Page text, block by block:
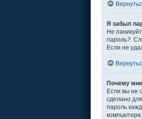
Я забыл
Не
пароль?.
Если не
Почему
Если вы не
сделано
пароль